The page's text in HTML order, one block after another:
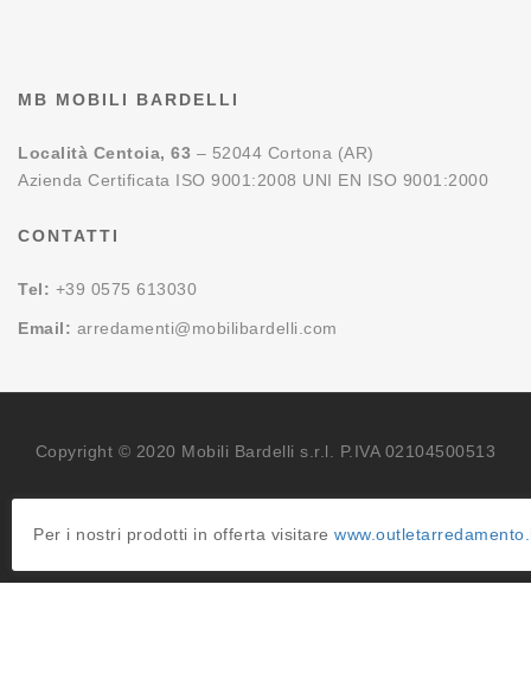
MB MOBILI BARDELLI
Località Centoia, 63 – 52044 Cortona (AR)
Azienda Certificata ISO 9001:2008 UNI EN ISO 9001:2000
CONTATTI
Tel: +39 0575 613030
Email: arredamenti@mobilibardelli.com
Copyright © 2020 Mobili Bardelli s.r.l. P.IVA 02104500513
Per i nostri prodotti in offerta visitare